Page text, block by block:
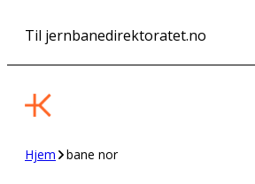
innhold
Til jernbanedirektoratet.no
Hjem bane nor